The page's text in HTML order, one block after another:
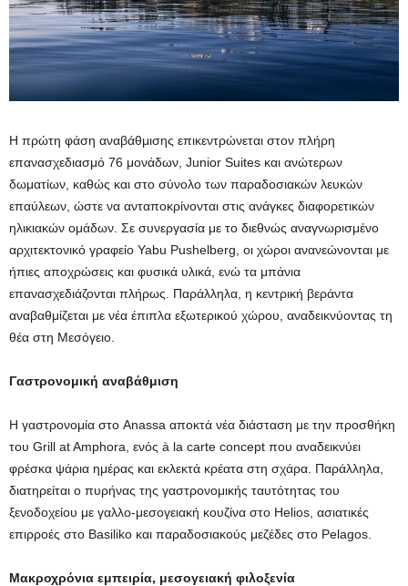
Η πρώτη φάση αναβάθμισης επικεντρώνεται στον πλήρη
επανασχεδιασμό 76 μονάδων, Junior Suites και ανώτερων
δωματίων, καθώς και στο σύνολο των παραδοσιακών λευκών
επαύλεων, ώστε να ανταποκρίνονται στις ανάγκες διαφορετικών
ηλικιακών ομάδων. Σε συνεργασία με το διεθνώς αναγνωρισμένο
αρχιτεκτονικό γραφείο Yabu Pushelberg, οι χώροι ανανεώνονται με
ήπιες αποχρώσεις και φυσικά υλικά, ενώ τα μπάνια
επανασχεδιάζονται πλήρως. Παράλληλα, η κεντρική βεράντα
αναβαθμίζεται με νέα έπιπλα εξωτερικού χώρου, αναδεικνύοντας τη
θέα στη Μεσόγειο.
Γαστρονομική αναβάθμιση
Η γαστρονομία στο Anassa αποκτά νέα διάσταση με την προσθήκη
του Grill at Amphora, ενός à la carte concept που αναδεικνύει
φρέσκα ψάρια ημέρας και εκλεκτά κρέατα στη σχάρα. Παράλληλα,
διατηρείται ο πυρήνας της γαστρονομικής ταυτότητας του
ξενοδοχείου με γαλλο-μεσογειακή κουζίνα στο Helios, ασιατικές
επιρροές στο Basiliko και παραδοσιακούς μεζέδες στο Pelagos.
Μακροχρόνια εμπειρία, μεσογειακή φιλοξενία